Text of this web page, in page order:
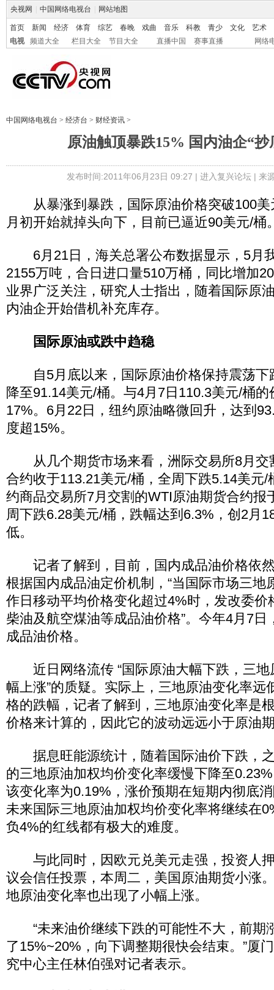
央视网 中国网络电视台 网站地图
首页 新闻 经济 体育 综艺 春晚 戏曲 音乐 科教 青少 文化
艺术
电视
频道大全 栏目大全 节目大全 直播中国 赛事直播 网络
中国网络电视台 > 经济台 > 财经资讯 >
原油触顶暴跌15% 国内油企“抄
发布时间:2011年06月23日 09:27 | 进入复兴论坛| 来
从暴涨到暴跌，国际原油价格突破100美
月初开始就掉头向下，目前已逼近90美元/桶
6月21日，海关总署公布数据显示，5月
2155万吨，合日进口量510万桶，同比增加
业界广泛关注，研究人士指出，随着国际原
内油企开始借机补充库存。
国际原油或跌中趋稳
自5月底以来，国际原油价格保持震荡下
降至91.14美元/桶。与4月7日110.3美元/桶
17%。6月22日，纽约原油略微回升，达到
度超15%。
从几个期货市场来看，洲际交易所8月交
合约收于113.21美元/桶，全周下跌5.14美元/
约商品交易所7月交割的WTI原油期货合约报
周下跌6.28美元/桶，跌幅达到6.3%，创2月
低。
记者了解到，目前，国内成品油价格依
根据国内成品油定价机制，“当国际市场三地
作日移动平均价格变化超过4%时，发改委价
柴油及航空煤油等成品油价格”。今年4月7日
成品油价格。
近日网络流传 “国际原油大幅下跌，三地
幅上涨”的质疑。实际上，三地原油变化率远
格的跌幅，记者了解到，三地原油变化率是
价格来计算的，因此它的波动远远小于原油
据息旺能源统计，随着国际油价下跌，
的三地原油加权均价变化率缓慢下降至
该变化率为0.19%，涨价预期在短期内彻底
未来国际三地原油加权均价变化率将继续在
负4%的红线都有极大的难度。
与此同时，因欧元兑美元走强，投资人
议会信任投票，本周二，美国原油期货小涨
地原油变化率也出现了小幅上涨。
“未来油价继续下跌的可能性不大，前期
了15%~20%，向下调整期很快会结束。”厦
究中心主任林伯强对记者表示。